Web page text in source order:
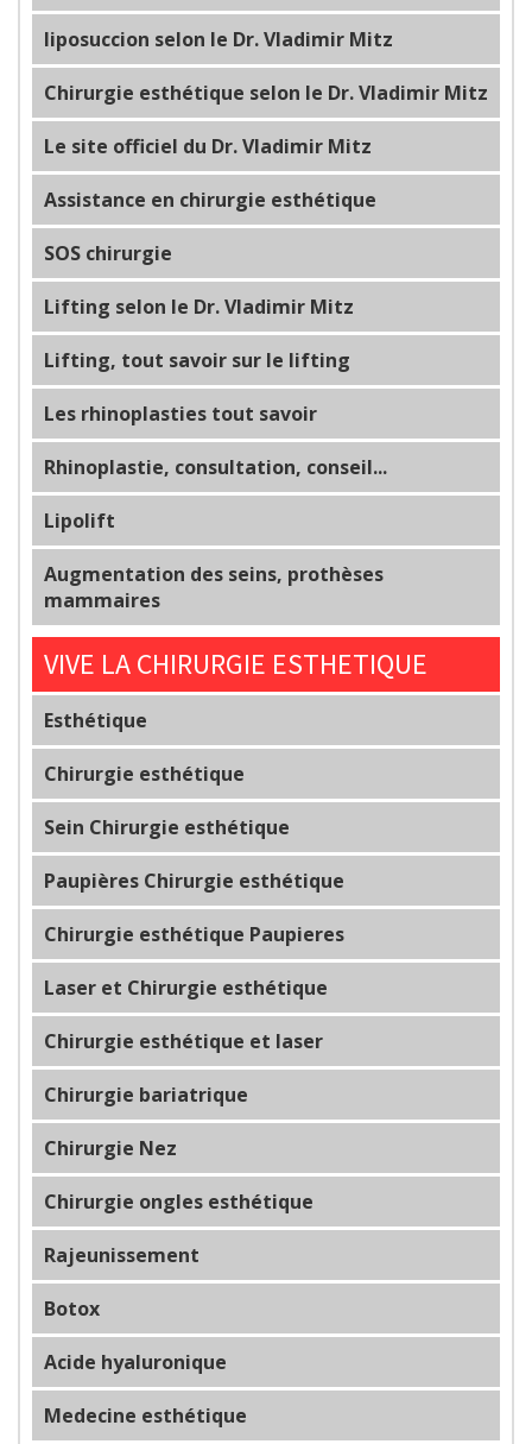
liposuccion selon le Dr. Vladimir Mitz
Chirurgie esthétique selon le Dr. Vladimir Mitz
Le site officiel du Dr. Vladimir Mitz
Assistance en chirurgie esthétique
SOS chirurgie
Lifting selon le Dr. Vladimir Mitz
Lifting, tout savoir sur le lifting
Les rhinoplasties tout savoir
Rhinoplastie, consultation, conseil...
Lipolift
Augmentation des seins, prothèses
mammaires
VIVE LA CHIRURGIE ESTHETIQUE
Esthétique
Chirurgie esthétique
Sein Chirurgie esthétique
Paupières Chirurgie esthétique
Chirurgie esthétique Paupieres
Laser et Chirurgie esthétique
Chirurgie esthétique et laser
Chirurgie bariatrique
Chirurgie Nez
Chirurgie ongles esthétique
Rajeunissement
Botox
Acide hyaluronique
Medecine esthétique